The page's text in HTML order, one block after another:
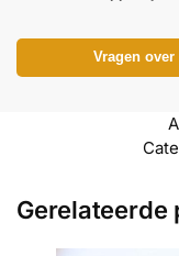
Vragen
Gerelateerde